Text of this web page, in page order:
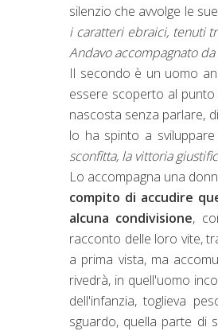
silenzio che avvolge le
i caratteri ebraici, tenuti
Andavo accompagnato
Il secondo è un uomo
essere scoperto al punto
nascosta senza parlare,
lo ha spinto a
sconfitta, la vittoria
Lo accompagna una
compito di accudire
alcuna condivisione,
racconto delle loro vite,
a prima vista, ma
rivedrà, in quell'uomo
dell'infanzia, toglieva
sguardo, quella parte di